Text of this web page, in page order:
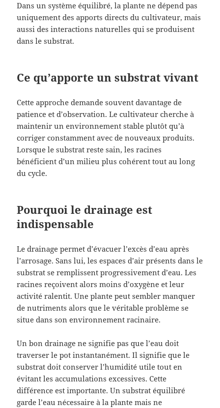
Dans un système équilibré, la plante ne dépend pas
uniquement des apports directs du cultivateur, mais
aussi des interactions naturelles qui se produisent
dans le substrat.
Ce qu’apporte un substrat vivant
Cette approche demande souvent davantage de
patience et d’observation. Le cultivateur cherche à
maintenir un environnement stable plutôt qu’à
corriger constamment avec de nouveaux produits.
Lorsque le substrat reste sain, les racines
bénéficient d’un milieu plus cohérent tout au long
du cycle.
Pourquoi le drainage est
indispensable
Le drainage permet d’évacuer l’excès d’eau après
l’arrosage. Sans lui, les espaces d’air présents dans le
substrat se remplissent progressivement d’eau. Les
racines reçoivent alors moins d’oxygène et leur
activité ralentit. Une plante peut sembler manquer
de nutriments alors que le véritable problème se
situe dans son environnement racinaire.
Un bon drainage ne signifie pas que l’eau doit
traverser le pot instantanément. Il signifie que le
substrat doit conserver l’humidité utile tout en
évitant les accumulations excessives. Cette
différence est importante. Un substrat équilibré
garde l’eau nécessaire à la plante mais ne